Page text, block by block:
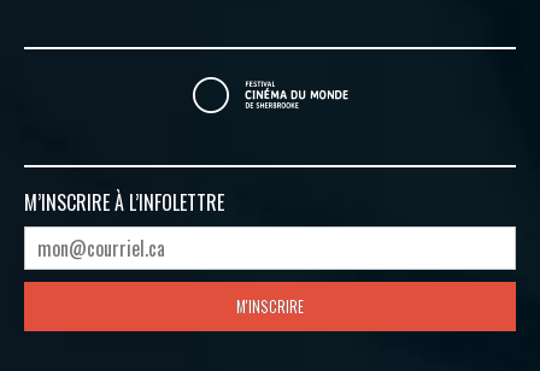
M’INSCRIRE À L’INFOLETTRE
M'INSCRIRE